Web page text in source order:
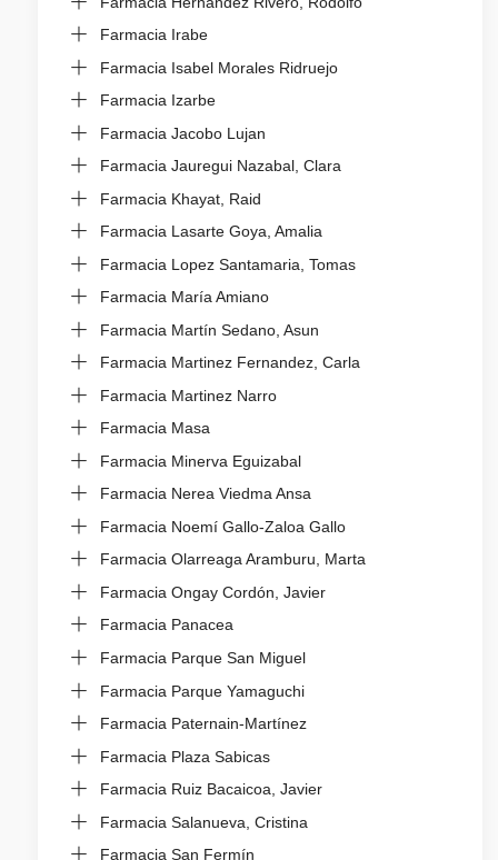
Farmacia Irabe
Farmacia Isabel Morales Ridruejo
Farmacia Izarbe
Farmacia Jacobo Lujan
Farmacia Jauregui Nazabal, Clara
Farmacia Khayat, Raid
Farmacia Lasarte Goya, Amalia
Farmacia Lopez Santamaria, Tomas
Farmacia María Amiano
Farmacia Martín Sedano, Asun
Farmacia Martinez Fernandez, Carla
Farmacia Martinez Narro
Farmacia Masa
Farmacia Minerva Eguizabal
Farmacia Nerea Viedma Ansa
Farmacia Noemí Gallo-Zaloa Gallo
Farmacia Olarreaga Aramburu, Marta
Farmacia Ongay Cordón, Javier
Farmacia Panacea
Farmacia Parque San Miguel
Farmacia Parque Yamaguchi
Farmacia Paternain-Martínez
Farmacia Plaza Sabicas
Farmacia Ruiz Bacaicoa, Javier
Farmacia Salanueva, Cristina
Farmacia San Fermín